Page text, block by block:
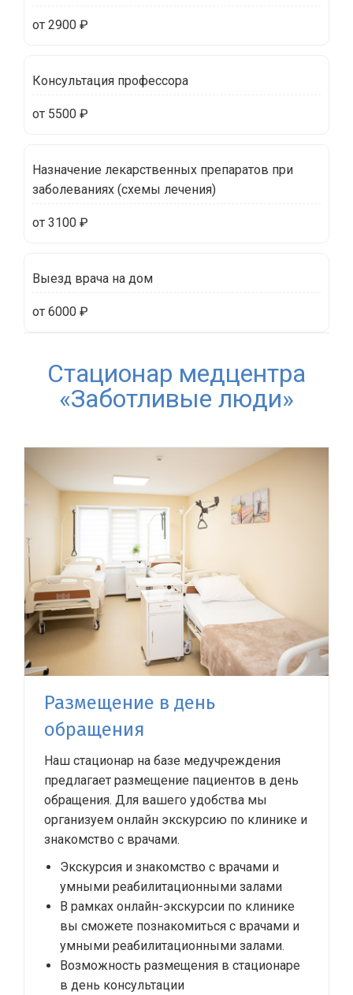
от 2900 ₽
Консультация профессора
от 5500 ₽
Назначение лекарственных препаратов при
заболеваниях (схемы лечения)
от 3100 ₽
Выезд врача на дом
от 6000 ₽
Стационар медцентра
«Заботливые люди»
Размещение в день
обращения
Наш стационар на базе медучреждения
предлагает размещение пациентов в день
обращения. Для вашего удобства мы
организуем онлайн экскурсию по клинике и
знакомство с врачами.
Экскурсия и знакомство с врачами и
умными реабилитационными залами
В рамках онлайн-экскурсии по клинике
вы сможете познакомиться с врачами и
умными реабилитационными залами.
Возможность размещения в стационаре
в день консультации